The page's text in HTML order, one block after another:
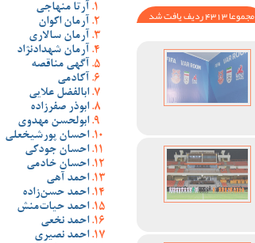
مجموعا 4313 ردیف یافت شد
آرتا منهاجی
آرمان اکوان
آرمان سالاری
آرمان شهدادنژاد
آگهی مناقصه
آکادمی
ابالفضل علایی
ابوذر صفرزاده
ابولحسن مهدوی
احسان پورشیخعلی
احسان جودکی
احسان خادمی
احمد آهی
احمد حسن‌زاده
احمد حیات‌منش
احمد نخعی
احمد نصیری